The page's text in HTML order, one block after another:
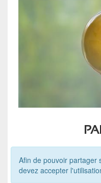
Afin de pouvoir partager
devez accepter